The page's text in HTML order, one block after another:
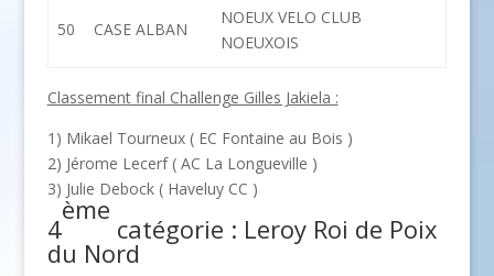
50 CASE ALBAN
NOEUX VELO CLUB
NOEUXOIS
Classement final Challenge Gilles Jakiela :
1) Mikael Tourneux ( EC Fontaine au Bois )
2) Jérome Lecerf ( AC La Longueville )
3) Julie Debock ( Haveluy CC )
4
ème
catégorie : Leroy Roi de Poix
du Nord